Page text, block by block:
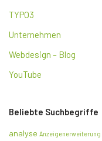
TYPO3
Unternehmen
Webdesign – Blog
YouTube
Beliebte Suchbegriffe
analyse Anzeigenerweiterung